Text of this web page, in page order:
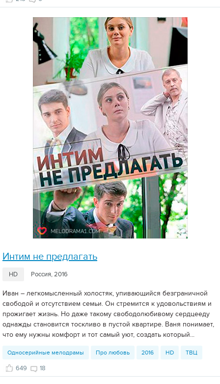
Интим не предлагать
HD Россия, 2016
Иван – легкомысленный холостяк, упивающийся безграничной
свободой и отсутствием семьи. Он стремится к удовольствиям и
прожигает жизнь. Но даже такому свободолюбивому сердцееду
однажды становится тоскливо в пустой квартире. Ваня понимает,
что ему нужны комфорт и тот самый уют, создать который...
Односерийные мелодрамы Про любовь 2016 HD ТВЦ
649 18